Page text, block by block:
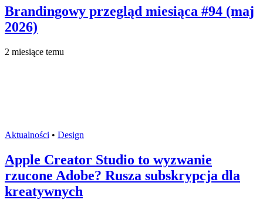
Brandingowy przegląd miesiąca #94 (maj
2026)
2 miesiące temu
Aktualności • Design
Apple Creator Studio to wyzwanie
rzucone Adobe? Rusza subskrypcja dla
kreatywnych